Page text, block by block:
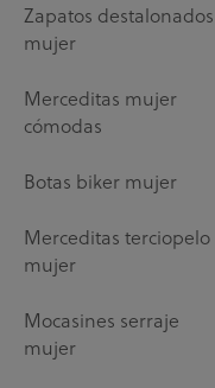
Zapatos destalonados
mujer
Merceditas mujer
cómodas
Botas biker mujer
Merceditas terciopelo
mujer
Mocasines serraje
mujer